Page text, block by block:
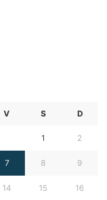
V S D
1 2
7 8 9
14 15 16